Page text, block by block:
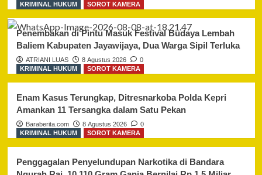
KRIMINAL HUKUM
SOROT KAMERA
Penembakan di Pintu Masuk Festival Budaya Lembah
Baliem Kabupaten Jayawijaya, Dua Warga Sipil Terluka
ATRIANI LUAS 8 Agustus 2026
0
KRIMINAL HUKUM
SOROT KAMERA
Enam Kasus Terungkap, Ditresnarkoba Polda Kepri
Amankan 11 Tersangka dalam Satu Pekan
Baraberita.com 8 Agustus 2026
0
KRIMINAL HUKUM
SOROT KAMERA
Penggagalan Penyelundupan Narkotika di Bandara